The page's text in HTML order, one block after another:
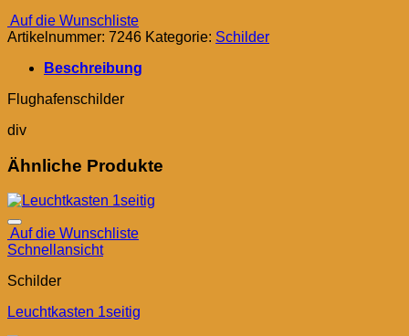
Auf die Wunschliste
Artikelnummer: 7246 Kategorie: Schilder
Beschreibung
Flughafenschilder
div
Ähnliche Produkte
Auf die Wunschliste
Schnellansicht
Schilder
Leuchtkasten 1seitig